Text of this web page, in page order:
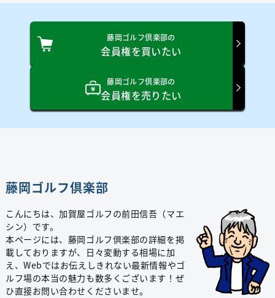
藤岡ゴルフ倶楽部の
会員権を買いたい
藤岡ゴルフ倶楽部の
会員権を売りたい
藤岡ゴルフ倶楽部
こんにちは、加賀屋ゴルフの前田信吾（マエ
シン）です。
本ページには、藤岡ゴルフ倶楽部の詳細を掲
載しておりますが、日々変動する相場に加
え、Webではお伝えしきれない最新情報やゴ
ルフ場の本当の魅力も数多くございます！ぜ
ひ直接お問い合わせくださいませ。